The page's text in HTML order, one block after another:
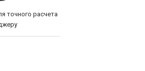
точного расчета